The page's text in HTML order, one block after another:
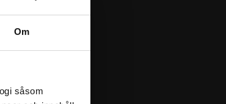
Om
såsom